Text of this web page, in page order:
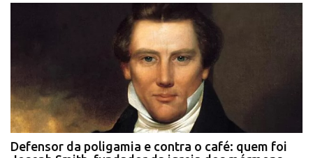
Defensor da poligamia e contra o café: quem foi